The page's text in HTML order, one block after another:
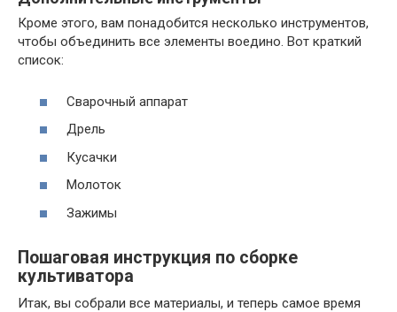
Кроме этого, вам понадобится несколько инструментов,
чтобы объединить все элементы воедино. Вот краткий
список:
Сварочный аппарат
Дрель
Кусачки
Молоток
Зажимы
Пошаговая инструкция по сборке
культиватора
Итак, вы собрали все материалы, и теперь самое время